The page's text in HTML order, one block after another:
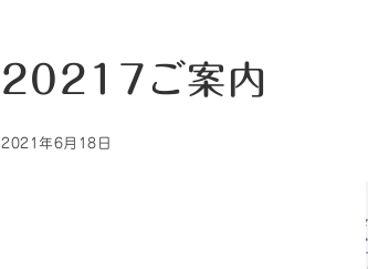
20217ご案内
2021年6月18日